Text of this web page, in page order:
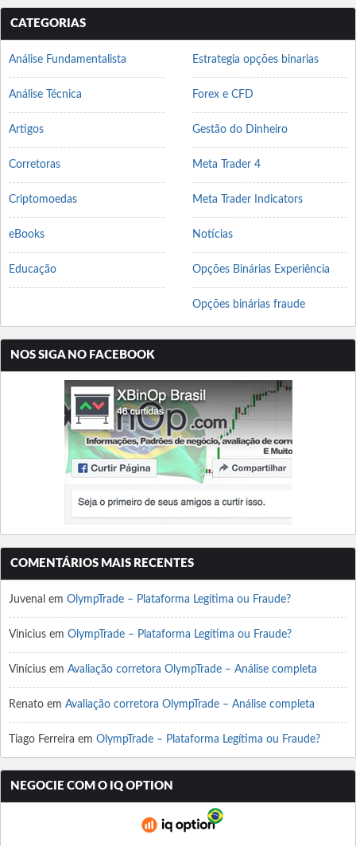
CATEGORIAS
Análise Fundamentalista
Análise Técnica
Artigos
Corretoras
Criptomoedas
eBooks
Educação
Estrategia opções binarias
Forex e CFD
Gestão do Dinheiro
Meta Trader 4
Meta Trader Indicators
Notícias
Opções Binárias Experiência
Opções binárias fraude
NOS SIGA NO FACEBOOK
COMENTÁRIOS MAIS RECENTES
Juvenal em OlympTrade – Plataforma Legítima ou Fraude?
Vinicius em OlympTrade – Plataforma Legítima ou Fraude?
Vinícius em Avaliação corretora OlympTrade – Análise completa
Renato em Avaliação corretora OlympTrade – Análise completa
Tiago Ferreira em OlympTrade – Plataforma Legítima ou Fraude?
NEGOCIE COM O IQ OPTION